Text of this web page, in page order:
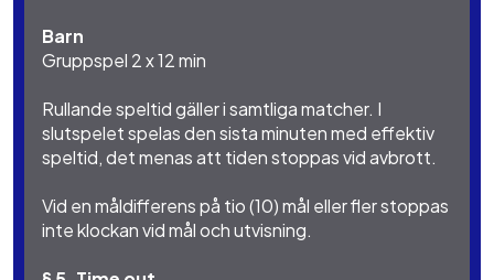
Barn
Gruppspel 2 x 12 min
Rullande speltid gäller i samtliga matcher. I
slutspelet spelas den sista minuten med effektiv
speltid, det menas att tiden stoppas vid avbrott.
Vid en måldifferens på tio (10) mål eller fler stoppas
inte klockan vid mål och utvisning.